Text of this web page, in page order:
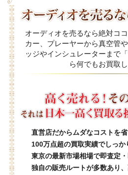
オーディオを売るなら絶対コ
カー、プレーヤーから真空管
ッジやインシュレーターまで
ら何でもお買取し
直営店だからムダなコストを省
100万点超の買取実績でしっか
東京の最新市場相場で即査定・
独自の販売ルートが多数あり、